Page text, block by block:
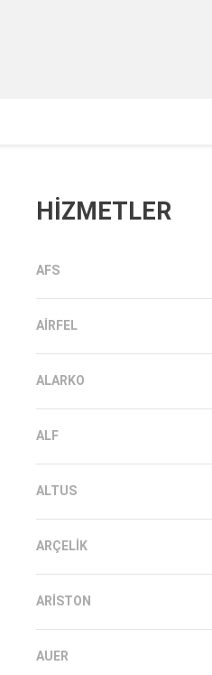
HİZMETLER
AFS
AIRFEL
ALARKO
ALF
ALTUS
ARÇELIK
ARISTON
AUER